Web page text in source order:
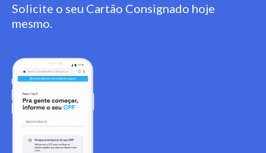
Solicite o seu Cartão Consignado hoje
mesmo.